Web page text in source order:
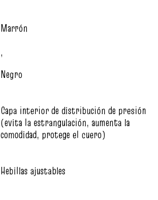
Marrón
,
Negro
Capa interior de distribución de presión
(evita la estrangulación, aumenta la
comodidad, protege el cuero)
Hebillas ajustables